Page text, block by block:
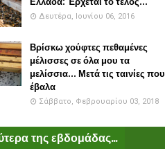
Δευτέρα, Ιουνίου 06, 2016
Βρίσκω χούφτες πεθαμένες
μέλισσες σε όλα μου τα
μελίσσια... Μετά τις ταινίες που
έβαλα
Σάββατο, Φεβρουαρίου 03, 2018
της εβδομάδας...